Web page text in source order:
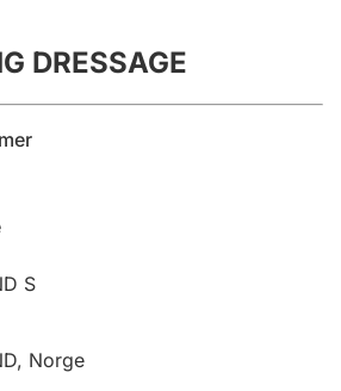
DRESSAGE
S
, Norge